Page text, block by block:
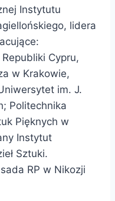
Instytutu
lidera
Cypru,
w Krakowie,
im. J.
Politechnika
Pięknych w
Instytut
Sztuki.
RP w Nikozji